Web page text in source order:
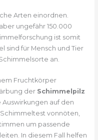
Arten einordnen.
ungefähr 150.000
ist somit
sind für Mensch und Tier
an.
Fruchtkörper
der Schimmelpilz
auf den
vonnöten,
um passende
In diesem Fall helfen